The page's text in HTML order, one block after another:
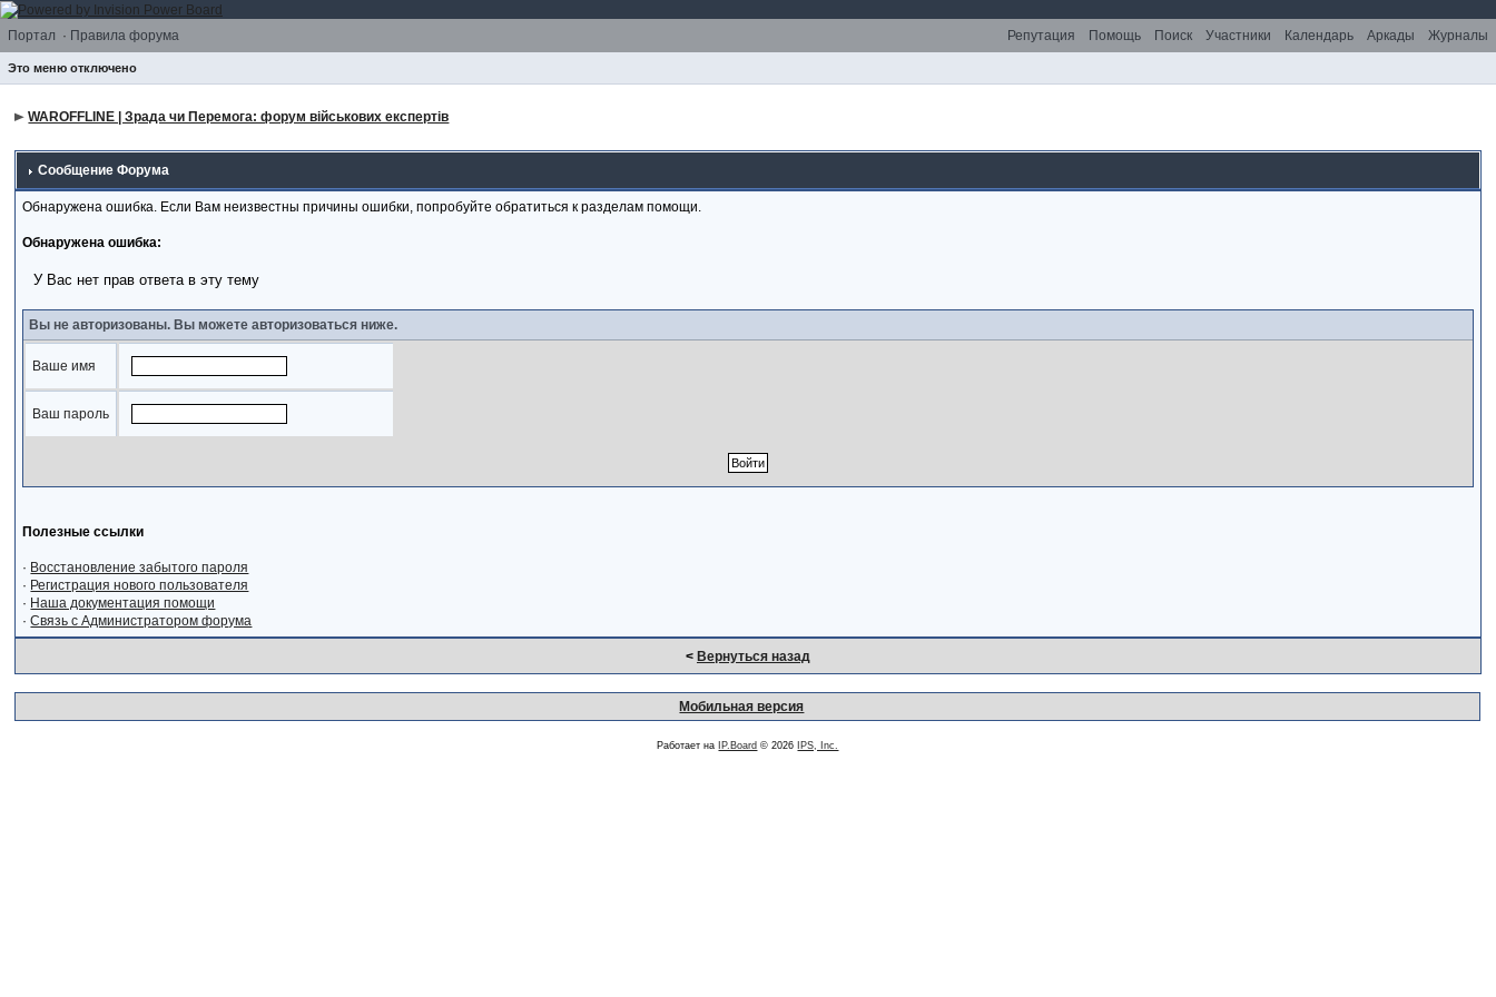
Портал · Правила форума Репутация Помощь Поиск Участники Календарь Аркады Журналы
Это меню отключено
WAROFFLINE | Зрада чи Перемога: форум військових експертів
Сообщение Форума
Обнаружена ошибка. Если Вам неизвестны причины ошибки, попробуйте обратиться к разделам помощи.
Обнаружена ошибка:
У Вас нет прав ответа в эту тему
Вы не авторизованы. Вы можете авторизоваться ниже.
Ваше имя
Ваш пароль
Полезные ссылки
· Восстановление забытого пароля
· Регистрация нового пользователя
· Наша документация помощи
·Связь с Администратором форума
< Вернуться назад
Мобильная версия
Работает на IP.Board © 2026 IPS, Inc.